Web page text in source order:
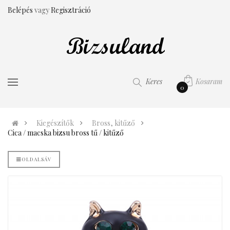
Belépés vagyRegisztráció
Kosaram
0
Keres
Kiegészítők
Bross, kitűző
Cica / macska bizsu bross tű / kitűző
OLDALSÁV